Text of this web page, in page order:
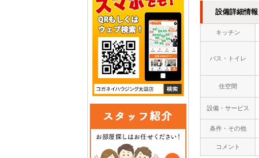
設備詳細情報
キッチン
バス・トイレ
住空間
設備・サービス
条件・その他
コメント